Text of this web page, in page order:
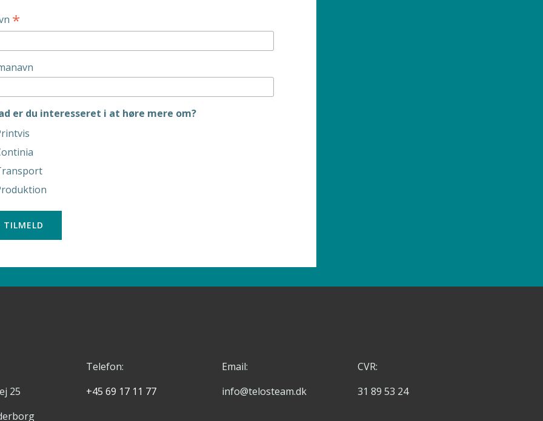
*
er du interesseret i at høre mere om?
25
Telefon:
+45 69 17 11 77
Email:
info@telosteam.dk
CVR:
31 89 53 24